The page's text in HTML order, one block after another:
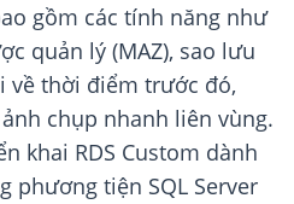
gồm các tính năng như
quản lý (MAZ), sao lưu
về thời điểm trước đó,
chụp nhanh liên vùng.
khai RDS Custom dành
phương tiện SQL Server